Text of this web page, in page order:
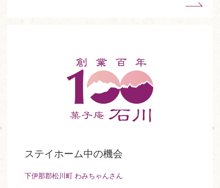
ステイホーム中の機会
下伊那郡松川町 わみちゃんさん